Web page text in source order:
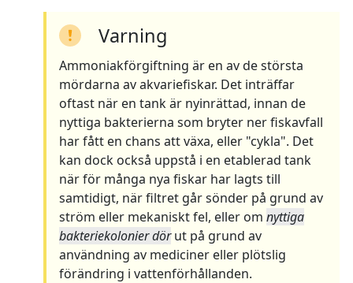
Varning
Ammoniakförgiftning är en av de största
mördarna av akvariefiskar. Det inträffar
oftast när en tank är nyinrättad, innan de
nyttiga bakterierna som bryter ner fiskavfall
har fått en chans att växa, eller "cykla". Det
kan dock också uppstå i en etablerad tank
när för många nya fiskar har lagts till
samtidigt, när filtret går sönder på grund av
ström eller mekaniskt fel, eller om nyttiga
bakteriekolonier dörut på grund av
användning av mediciner eller plötslig
förändring i vattenförhållanden.